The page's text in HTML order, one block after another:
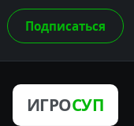
Подписаться
ИГРОСУП